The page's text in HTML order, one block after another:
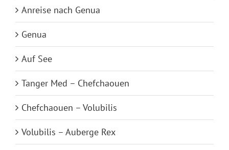
Anreise nach Genua
Genua
Auf See
Tanger Med – Chefchaouen
Chefchaouen – Volubilis
Volubilis – Auberge Rex